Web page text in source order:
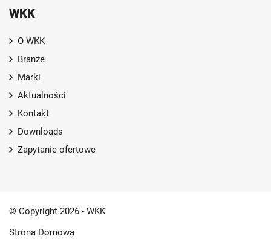
WKK
O WKK
Branże
Marki
Aktualności
Kontakt
Downloads
Zapytanie ofertowe
© Copyright 2026 - WKK
Strona Domowa